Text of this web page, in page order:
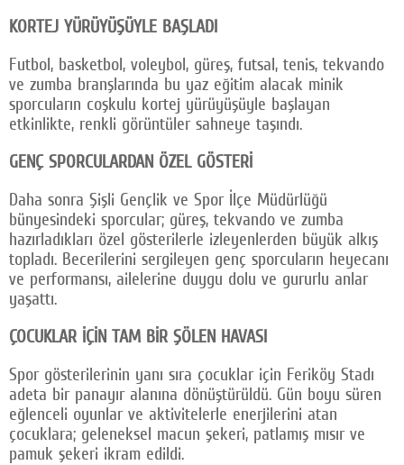
KORTEJ YÜRÜYÜŞÜYLE BAŞLADI
Futbol, basketbol, voleybol, güreş, futsal, tenis, tekvando
ve zumba branşlarında bu yaz eğitim alacak minik
sporcuların coşkulu kortej yürüyüşüyle başlayan
etkinlikte, renkli görüntüler sahneye taşındı.
GENÇ SPORCULARDAN ÖZEL GÖSTERİ
Daha sonra Şişli Gençlik ve Spor İlçe Müdürlüğü
bünyesindeki sporcular; güreş, tekvando ve zumba
hazırladıkları özel gösterilerle izleyenlerden büyük alkış
topladı. Becerilerini sergileyen genç sporcuların heyecanı
ve performansı, ailelerine duygu dolu ve gururlu anlar
yaşattı.
ÇOCUKLAR İÇİN TAM BİR ŞÖLEN HAVASI
Spor gösterilerinin yanı sıra çocuklar için Feriköy Stadı
adeta bir panayır alanına dönüştürüldü. Gün boyu süren
eğlenceli oyunlar ve aktivitelerle enerjilerini atan
çocuklara; geleneksel macun şekeri, patlamış mısır ve
pamuk şekeri ikram edildi.